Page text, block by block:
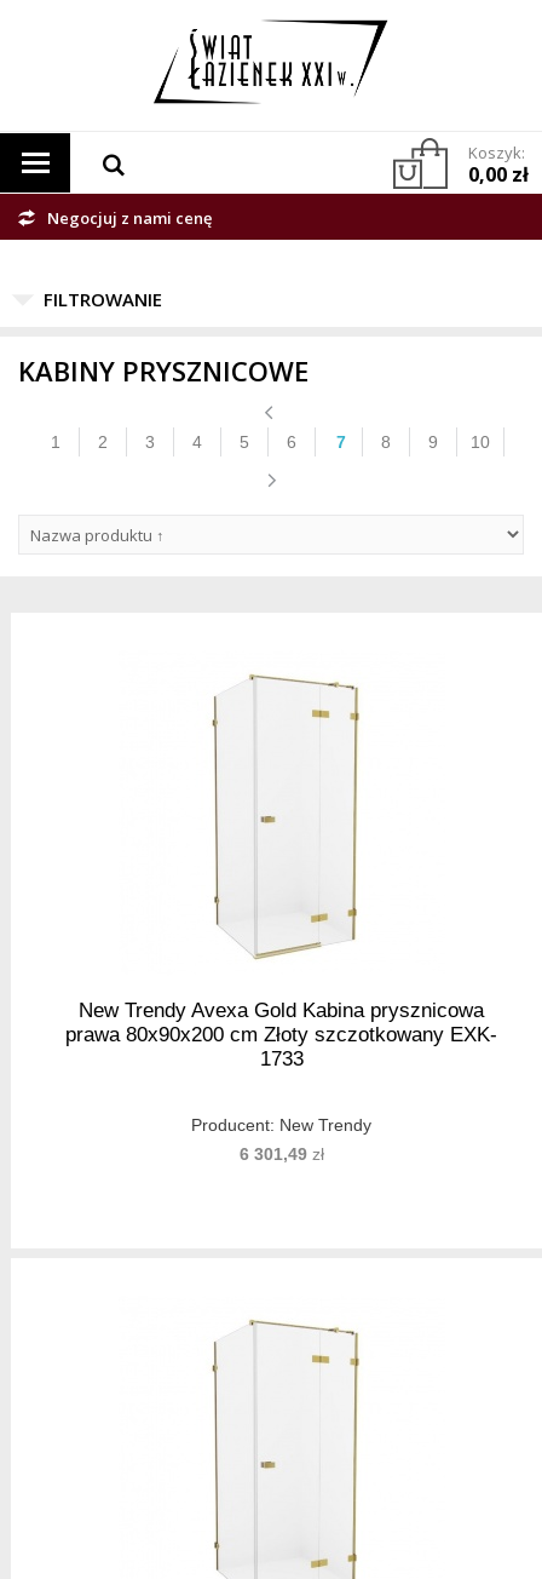
Koszyk:
0,00 zł
Negocjuj z nami cenę
KABINY PRYSZNICOWE
1 2 3 4 5 6 7 8 9 10
New Trendy Avexa Gold Kabina prysznicowa
prawa 80x90x200 cm Złoty szczotkowany EXK-
1733
Producent: New Trendy
6 301,49zł